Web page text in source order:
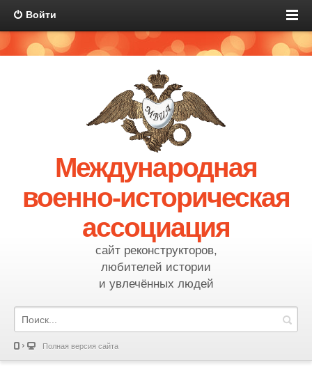
Войти
Международная
военно-историческая
ассоциация
сайт реконструкторов,
любителей истории
и увлечённых людей
Полная версия сайта